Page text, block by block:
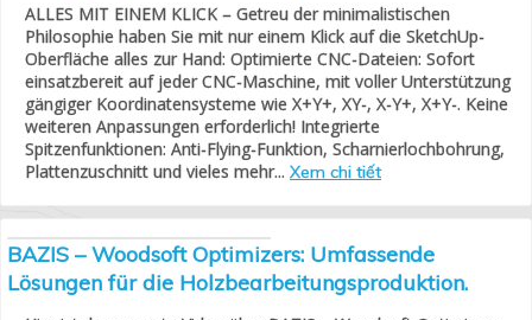
ALLES MIT EINEM KLICK – Getreu der minimalistischen
Philosophie haben Sie mit nur einem Klick auf die SketchUp-
Oberfläche alles zur Hand: Optimierte CNC-Dateien: Sofort
einsatzbereit auf jeder CNC-Maschine, mit voller Unterstützung
gängiger Koordinatensysteme wie X+Y+, XY-, X-Y+, X+Y-. Keine
weiteren Anpassungen erforderlich! Integrierte
Spitzenfunktionen: Anti-Flying-Funktion, Scharnierlochbohrung,
Plattenzuschnitt und vieles mehr... Xem chi tiết
BAZIS – Woodsoft Optimizers: Umfassende
Lösungen für die Holzbearbeitungsproduktion.